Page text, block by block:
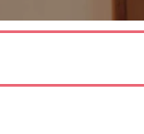
岐阜県(5) 三